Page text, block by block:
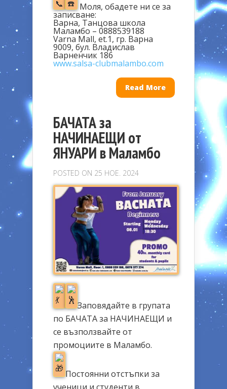
Моля, обадете ни се за
записване:
Варна, Танцова школа
Маламбо – 0888539188
Varna Mall, et.1, гр. Варна
9009, бул. Владислав
Варненчик 186
www.salsa-clubmalambo.com
Read More
БАЧАТА за
НАЧИНАЕЩИ от
ЯНУАРИ в Маламбо
POSTED ON 25 НОЕ. 2024
Заповядайте в групата
по БАЧАТА за НАЧИНАЕЩИ и
се възползвайте от
промоциите в Маламбо.
Постоянни отстъпки за